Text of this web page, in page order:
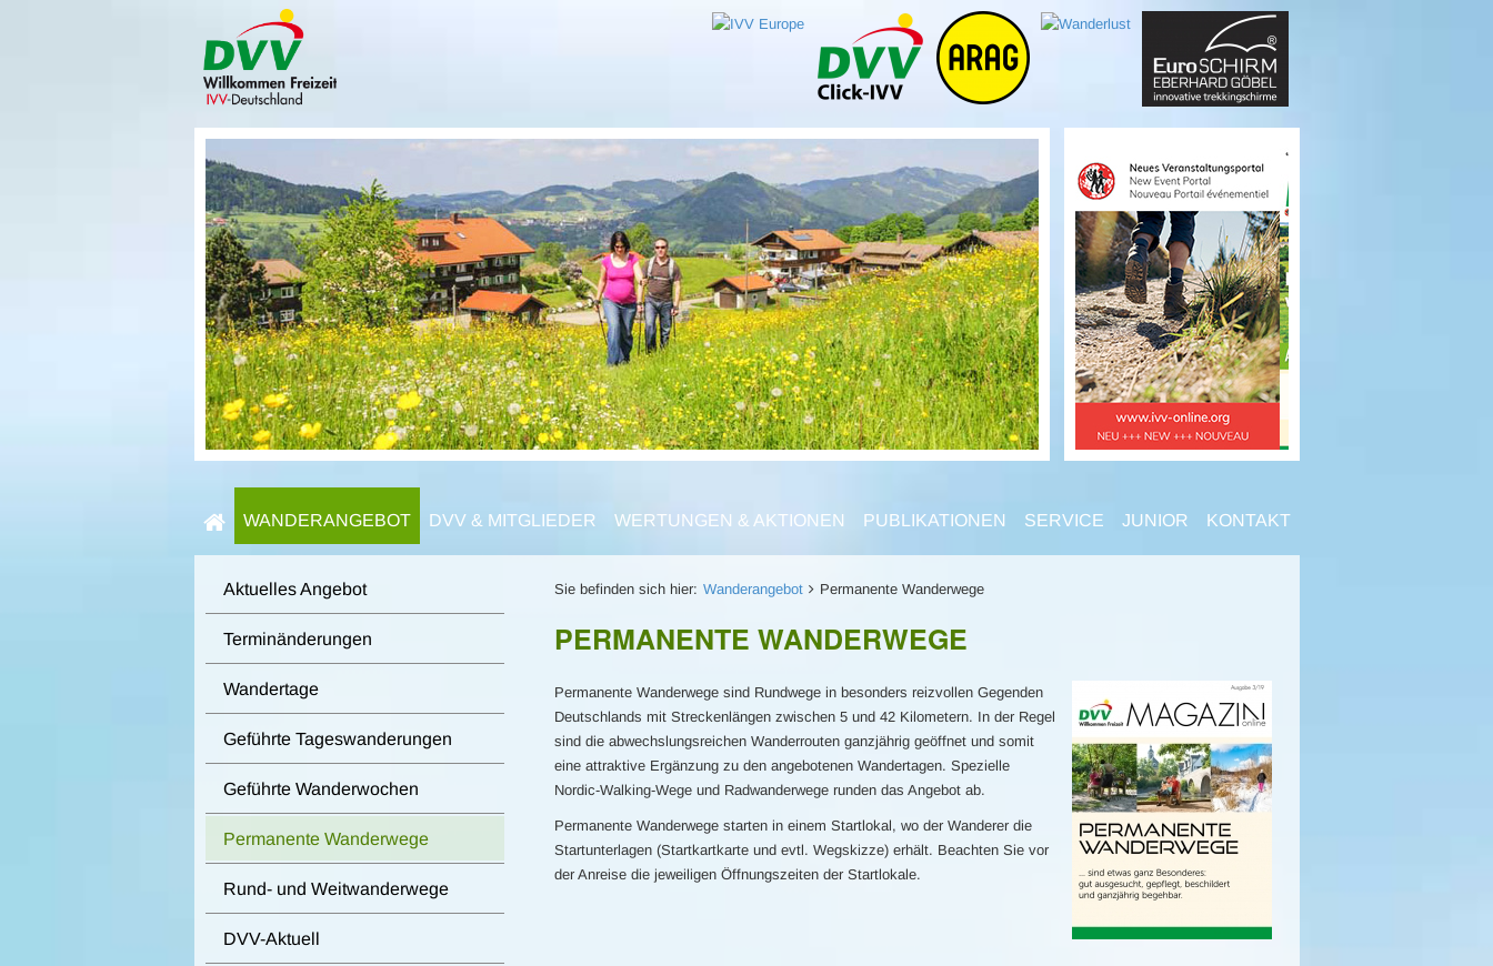
WANDERANGEBOT DVV & MITGLIEDER WERTUNGEN & AKTIONEN PUBLIKATIONEN SERVICE JUNIOR KONTAKT
Sie befinden sich hier: Wanderangebot Permanente Wanderwege
PERMANENTE WANDERWEGE
Permanente Wanderwege sind Rundwege in besonders reizvollen Gegenden
Deutschlands mit Streckenlängen zwischen 5 und 42 Kilometern. In der Regel
sind die abwechslungsreichen Wanderrouten ganzjährig geöffnet und somit
eine attraktive Ergänzung zu den angebotenen Wandertagen. Spezielle
Nordic-Walking-Wege und Radwanderwege runden das Angebot ab.
Permanente Wanderwege starten in einem Startlokal, wo der Wanderer die
Startunterlagen (Startkartkarte und evtl. Wegskizze) erhält. Beachten Sie vor
der Anreise die jeweiligen Öffnungszeiten der Startlokale.
Aktuelles Angebot
Terminänderungen
Wandertage
Geführte Tageswanderungen
Geführte Wanderwochen
Permanente Wanderwege
Rund- und Weitwanderwege
DVV-Aktuell